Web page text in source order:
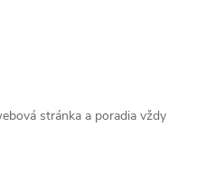
stránka a poradia vždy